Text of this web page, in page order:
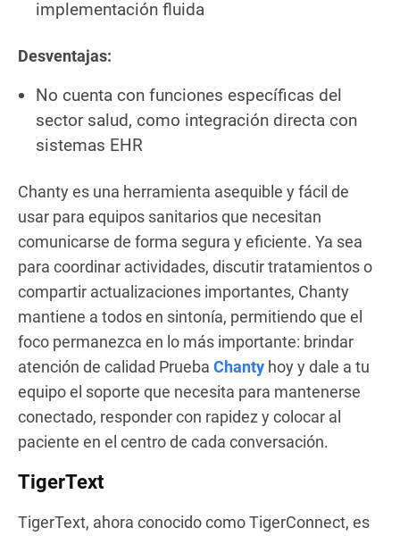
implementación fluida
Desventajas:
No cuenta con funciones específicas del
sector salud, como integración directa con
sistemas EHR
Chanty es una herramienta asequible y fácil de
usar para equipos sanitarios que necesitan
comunicarse de forma segura y eficiente. Ya sea
para coordinar actividades, discutir tratamientos o
compartir actualizaciones importantes, Chanty
mantiene a todos en sintonía, permitiendo que el
foco permanezca en lo más importante: brindar
atención de calidad Prueba Chanty hoy y dale a tu
equipo el soporte que necesita para mantenerse
conectado, responder con rapidez y colocar al
paciente en el centro de cada conversación.
TigerText
TigerText, ahora conocido como TigerConnect, es